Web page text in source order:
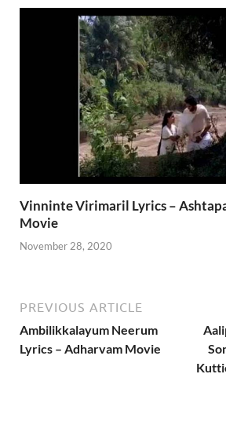
Vinninte Virimaril Lyrics –
Movie
November 28, 2020
PREVIOUS ARTICLE
Ambilikkalayum Neerum
Lyrics – Adharvam Movie